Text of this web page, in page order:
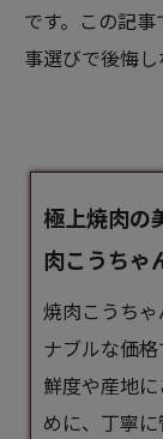
です。この記
事選びで後悔し
極上焼肉の
肉こうちゃ
焼肉こうち
ナブルな価
鮮度や産地
めに、丁寧